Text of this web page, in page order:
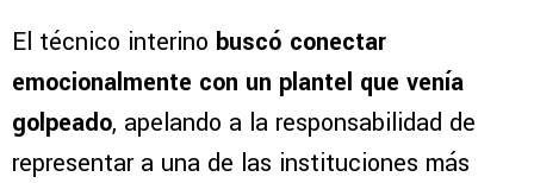
El técnico interino buscó conectar
emocionalmente con un plantel que venía
golpeado, apelando a la responsabilidad de
representar a una de las instituciones más